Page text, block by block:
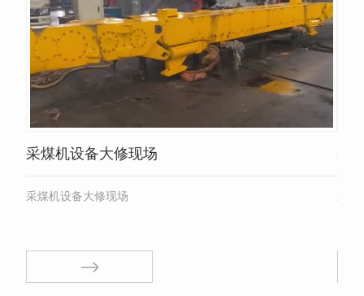
采煤机设备大修现场
采煤机设备大修现场
采